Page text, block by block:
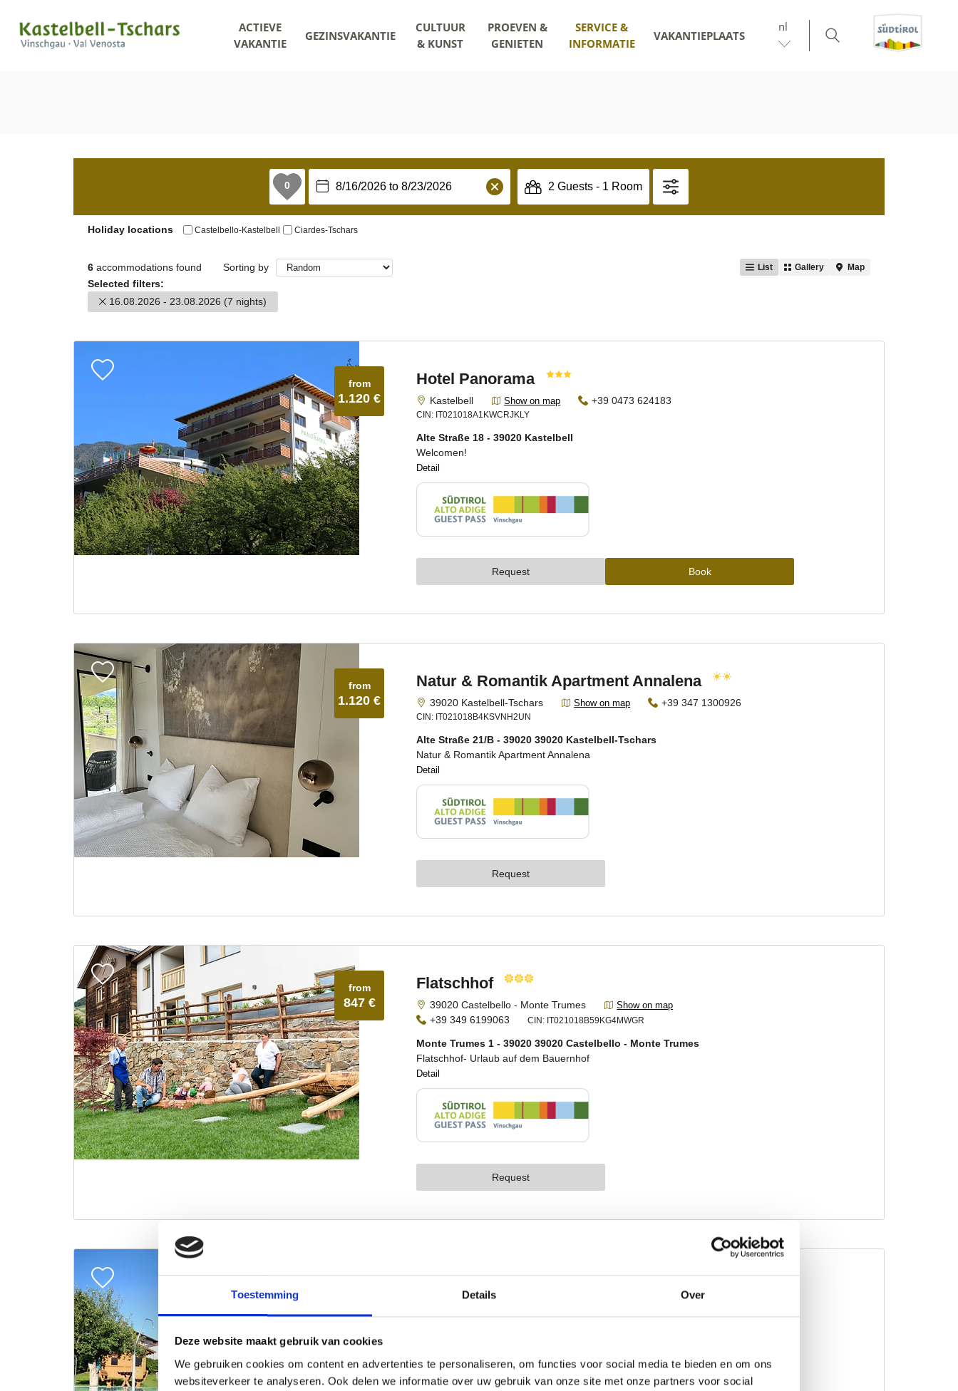
Toestemming Details Over
Deze website maakt gebruik van cookies
We gebruiken cookies om content en advertenties te personaliseren, om functies voor social media te bieden en om ons
websiteverkeer te analyseren. Ook delen we informatie over uw gebruik van onze site met onze partners voor social
ACTIEVE
VAKANTIE
GEZINSVAKANTIE
CULTUUR
& KUNST
PROEVEN &
GENIETEN
SERVICE &
INFORMATIE
VAKANTIEPLAATS
nl